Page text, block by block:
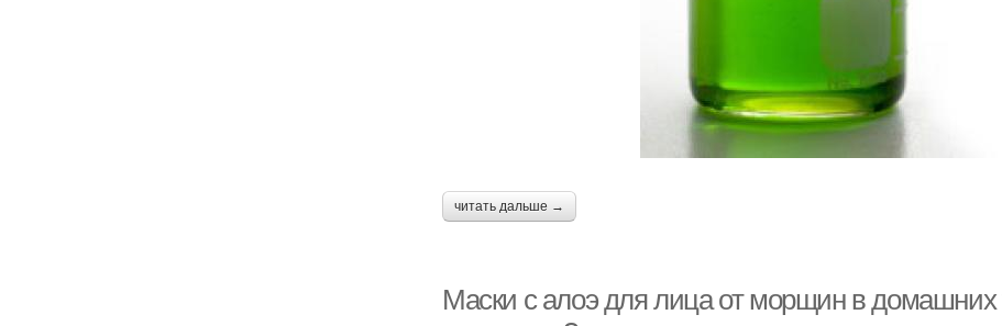
читать дальше →
Маски с алоэ для лица от морщин в домашних